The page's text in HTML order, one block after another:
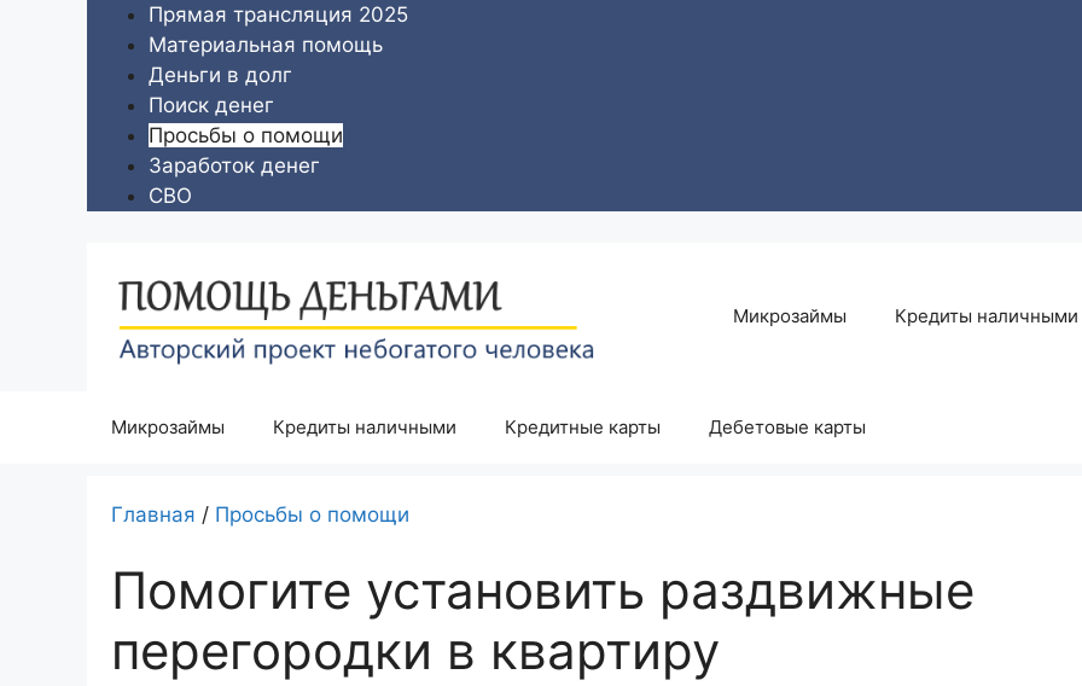
содержимому
Прямая трансляция 2025
Материальная помощь
Деньги в долг
Поиск денег
Просьбы о помощи
Заработок денег
СВО
Микрозаймы Кредиты наличными
Микрозаймы Кредиты наличными Кредитные карты Дебетовые карты
Главная / Просьбы о помощи
Помогите установить раздвижные
перегородки в квартиру